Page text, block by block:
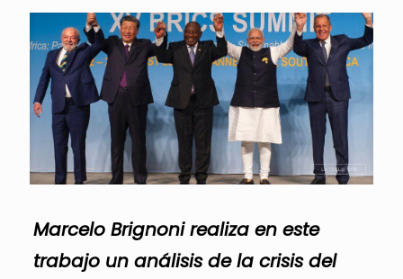
Marcelo Brignoni realiza en este
trabajo un análisis de la crisis del